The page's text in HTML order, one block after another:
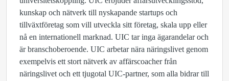
kunskap och nätverk till nyskapande startups och
tillväxtföretag som vill utveckla sitt företag, skala upp eller
nå en internationell marknad. UIC tar inga ägarandelar och
är branschoberoende. UIC arbetar nära näringslivet genom
exempelvis ett stort nätverk av affärscoacher från
näringslivet och ett tjugotal UIC-partner, som alla bidrar till